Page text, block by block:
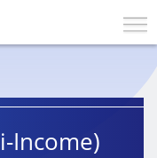
Income)